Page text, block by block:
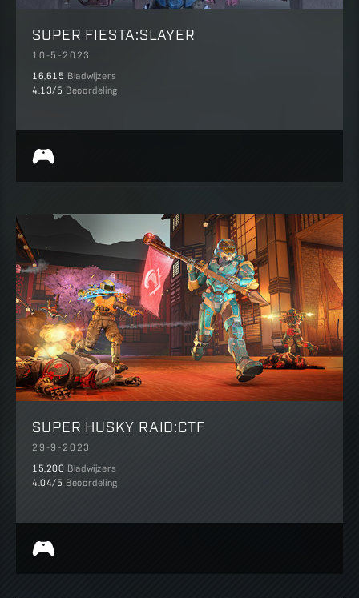
SUPER FIESTA:SLAYER
10-5-2023
16,615 Bladwijzers
4.13/5 Beoordeling
SUPER HUSKY RAID:CTF
29-9-2023
15,200 Bladwijzers
4.04/5 Beoordeling